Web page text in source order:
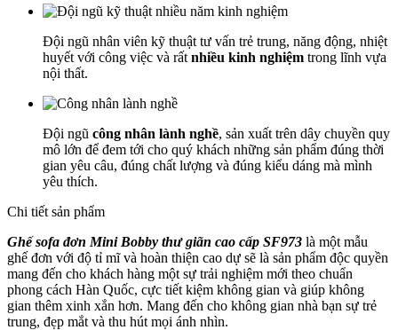
Đội ngũ nhân viên kỹ thuật tư vấn trẻ trung, năng động, nhiệt
huyết với công việc và rất nhiều kinh nghiệm trong lĩnh vựa
nội thất.
Đội ngũ công nhân lành nghề, sản xuất trên dây chuyền quy
mô lớn để đem tới cho quý khách những sản phẩm đúng thời
gian yêu câu, đúng chất lượng và đúng kiểu dáng mà mình
yêu thích.
Chi tiết sản phẩm
Ghế sofa đơn Mini Bobby thư giãn cao cấp SF973 là một mẫu
ghế đơn với độ tỉ mĩ và hoàn thiện cao dự sẽ là sản phẩm độc quyền
mang đến cho khách hàng một sự trải nghiệm mới theo chuẩn
phong cách Hàn Quốc, cực tiết kiệm không gian và giúp không
gian thêm xinh xắn hơn. Mang đến cho không gian nhà bạn sự trẻ
trung, đẹp mắt và thu hút mọi ánh nhìn.